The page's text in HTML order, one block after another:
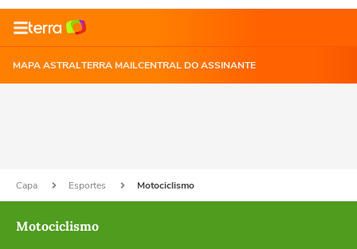
MAPA ASTRALTERRA MAILCENTRAL DO ASSINANTE
Capa Esportes Motociclismo
Motociclismo